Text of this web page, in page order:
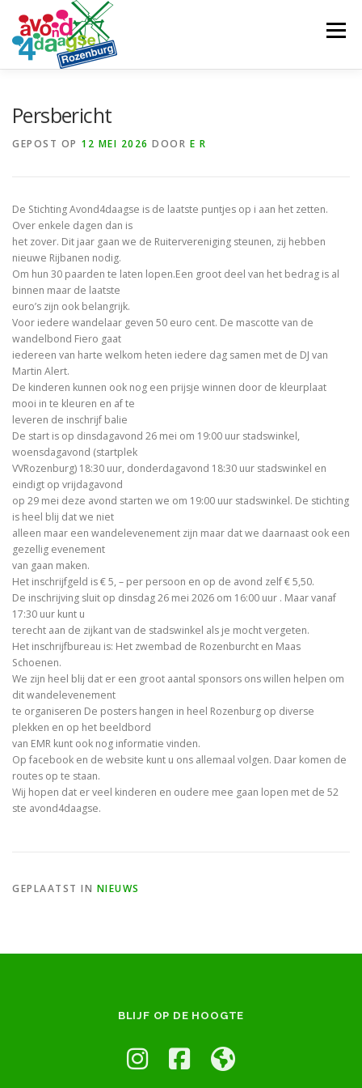
naar
inhoud
Menu
Persbericht
GEPOST OP 12 MEI 2026 DOOR E R
De Stichting Avond4daagse is de laatste puntjes op i aan het zetten.
Over enkele dagen dan is
het zover. Dit jaar gaan we de Ruitervereniging steunen, zij hebben
nieuwe Rijbanen nodig.
Om hun 30 paarden te laten lopen.Een groot deel van het bedrag is al
binnen maar de laatste
euro’s zijn ook belangrijk.
Voor iedere wandelaar geven 50 euro cent. De mascotte van de
wandelbond Fiero gaat
iedereen van harte welkom heten iedere dag samen met de DJ van
Martin Alert.
De kinderen kunnen ook nog een prijsje winnen door de kleurplaat
mooi in te kleuren en af te
leveren de inschrijf balie
De start is op dinsdagavond 26 mei om 19:00 uur stadswinkel,
woensdagavond (startplek
VVRozenburg) 18:30 uur, donderdagavond 18:30 uur stadswinkel en
eindigt op vrijdagavond
op 29 mei deze avond starten we om 19:00 uur stadswinkel. De stichting
is heel blij dat we niet
alleen maar een wandelevenement zijn maar dat we daarnaast ook een
gezellig evenement
van gaan maken.
Het inschrijfgeld is € 5, – per persoon en op de avond zelf € 5,50.
De inschrijving sluit op dinsdag 26 mei 2026 om 16:00 uur . Maar vanaf
17:30 uur kunt u
terecht aan de zijkant van de stadswinkel als je mocht vergeten.
Het inschrijfbureau is: Het zwembad de Rozenburcht en Maas
Schoenen.
We zijn heel blij dat er een groot aantal sponsors ons willen helpen om
dit wandelevenement
te organiseren De posters hangen in heel Rozenburg op diverse
plekken en op het beeldbord
van EMR kunt ook nog informatie vinden.
Op facebook en de website kunt u ons allemaal volgen. Daar komen de
routes op te staan.
Wij hopen dat er veel kinderen en oudere mee gaan lopen met de 52
ste avond4daagse.
GEPLAATST IN NIEUWS
BLIJF OP DE HOOGTE